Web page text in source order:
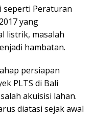
seperti Peraturan
yang
listrik, masalah
hambatan.
persiapan
PLTS di Bali
akuisisi lahan.
diatasi sejak awal